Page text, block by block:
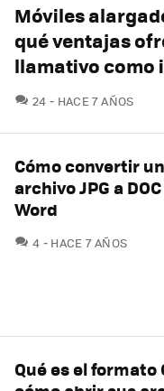
Móviles
qué ventajas
llamativo como
24 COMENTARIOS
HACE 7 AÑOS
Cómo convertir un
archivo JPG a
Word
4 COMENTARIOS
HACE 7 AÑOS
Qué es el formato